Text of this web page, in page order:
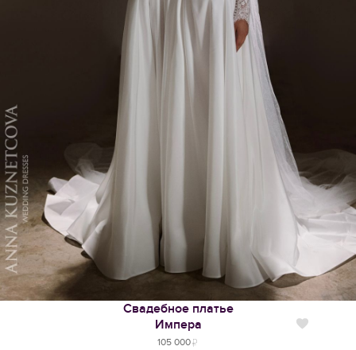
Свадебное платье
Импера
105 000